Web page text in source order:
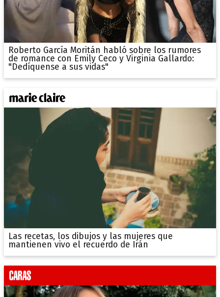
Roberto García Moritán habló sobre los rumores
de romance con Emily Ceco y Virginia Gallardo:
"Dedíquense a sus vidas"
Las recetas, los dibujos y las mujeres que
mantienen vivo el recuerdo de Irán